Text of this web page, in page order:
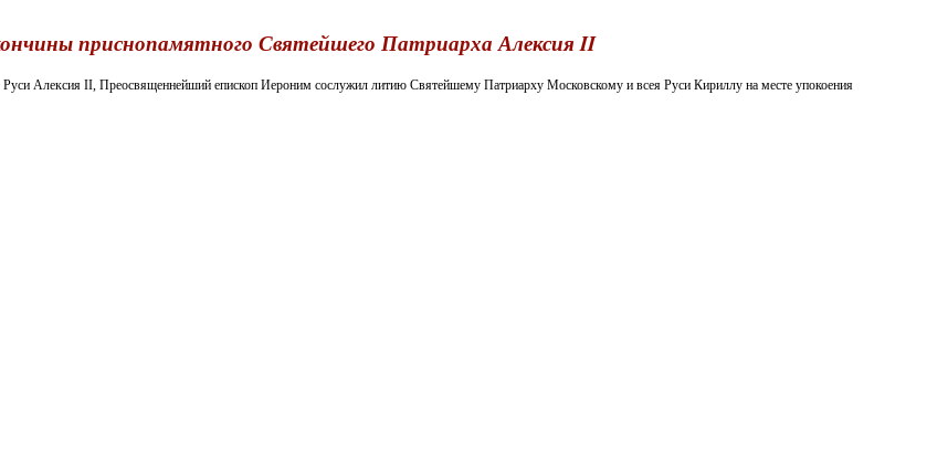
приснопамятного Святейшего Патриарха Алексия II
Алексия II, Преосвященнейший епископ Иероним сослужил литию Святейшему Патриарху Московскому и всея Руси Кириллу на месте упокоения